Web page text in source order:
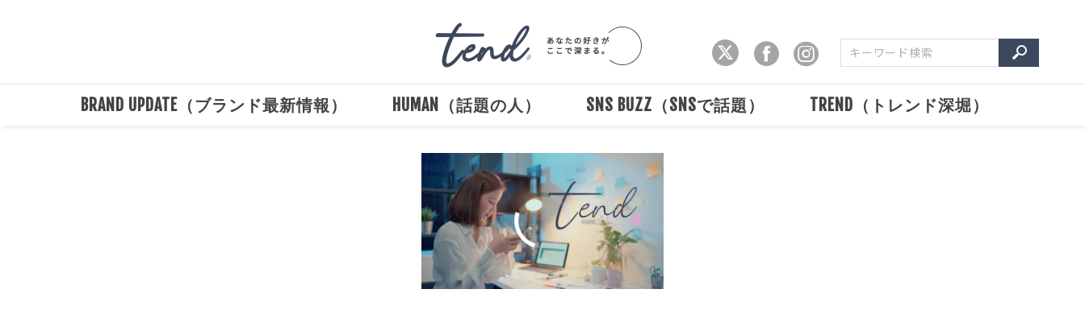
BRAND UPDATE（ブランド最新情報） HUMAN（話題の人） SNS BUZZ（SNSで話題） TREND（トレンド深堀）